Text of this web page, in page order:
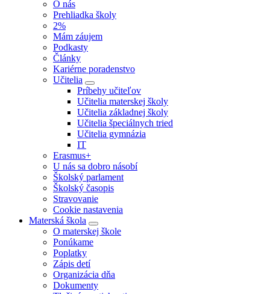
O nás
Prehliadka školy
2%
Mám záujem
Podkasty
Články
Kariérne poradenstvo
Učitelia
Príbehy učiteľov
Učitelia materskej školy
Učitelia základnej školy
Učitelia špeciálnych tried
Učitelia gymnázia
IT
Erasmus+
U nás sa dobro násobí
Školský parlament
Školský časopis
Stravovanie
Cookie nastavenia
Materská škola
O materskej škole
Ponúkame
Poplatky
Zápis detí
Organizácia dňa
Dokumenty